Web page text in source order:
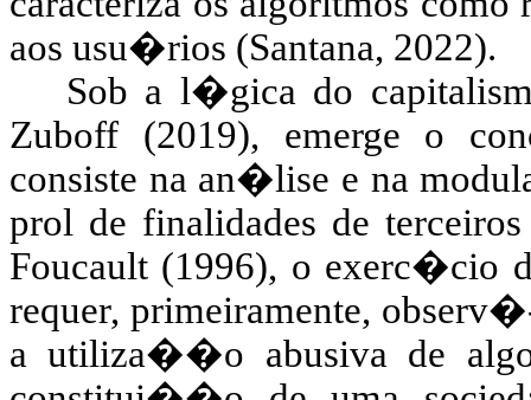
aos usu�rios (Santana, 2022).
Sob a l�gica do
Zuboff (2019), emerge o
consiste na an�lise e na
prol de finalidades de
Foucault (1996), o exerc�cio
requer, primeiramente,
a utiliza��o abusiva de